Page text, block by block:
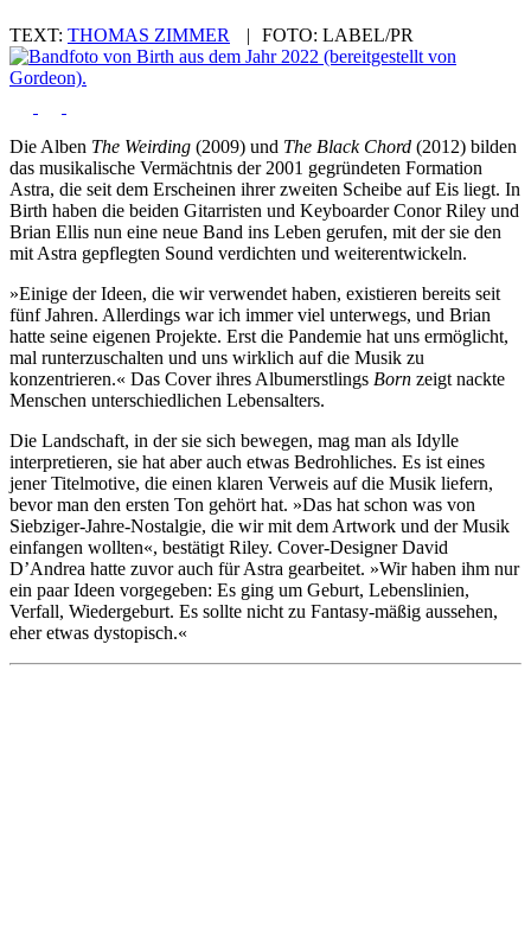
TEXT: THOMAS ZIMMER | FOTO: LABEL/PR
Die Alben The Weirding (2009) und The Black Chord (2012) bilden
das musikalische Vermächtnis der 2001 gegründeten Formation
Astra, die seit dem Erscheinen ihrer zweiten Scheibe auf Eis liegt. In
Birth haben die beiden Gitarristen und Keyboarder Conor Riley und
Brian Ellis nun eine neue Band ins Leben gerufen, mit der sie den
mit Astra gepflegten Sound verdichten und weiterentwickeln.
»Einige der Ideen, die wir verwendet haben, existieren bereits seit
fünf Jahren. Allerdings war ich immer viel unterwegs, und Brian
hatte seine eigenen Projekte. Erst die Pandemie hat uns ermöglicht,
mal runterzuschalten und uns wirklich auf die Musik zu
konzentrieren.« Das Cover ihres Albumerstlings Born zeigt nackte
Menschen unterschiedlichen Lebensalters.
Die Landschaft, in der sie sich bewegen, mag man als Idylle
interpretieren, sie hat aber auch etwas Bedrohliches. Es ist eines
jener Titelmotive, die einen klaren Verweis auf die Musik liefern,
bevor man den ersten Ton gehört hat. »Das hat schon was von
Siebziger-Jahre-Nostalgie, die wir mit dem Artwork und der Musik
einfangen wollten«, bestätigt Riley. Cover-Designer David
D’Andrea hatte zuvor auch für Astra gearbeitet. »Wir haben ihm nur
ein paar Ideen vorgegeben: Es ging um Geburt, Lebenslinien,
Verfall, Wiedergeburt. Es sollte nicht zu Fantasy-mäßig aussehen,
eher etwas dystopisch.«